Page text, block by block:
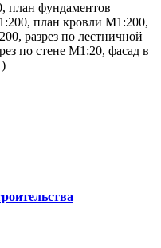
план фундаментов
план кровли М1:200,
разрез по лестничной
по стене М1:20, фасад в